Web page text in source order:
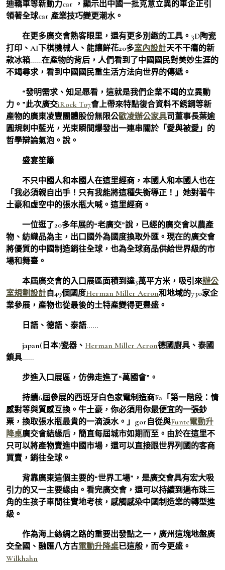
迪轎車等新動力car ，顯示出中國一批克意立異的車企正引
領著全球car 產業技巧變更潮水。
在更多廣交會熟客眼里，還有更多別緻的工具。3D陶瓷
打印、AI下棋機械人、能讓鮮花20多室內設計天不干癟的新
款冰箱……在產物的背后，人們看到了中國國民對美妙生涯的
不竭尋求，看到中國國民重生活方法向世界的傳遞。
“發明需求、知足愿看，這就是我們企業不竭的立異動
力。”此次廣交iRock T07會上帶來特點復合資料不銹鋼等新
產物的廣東凌豐團體股份無限公歐凌辦公家具司董事長葉逾
圓規刺中藍光，光束瞬間爆發出一連串關於「愛與被愛」的
哲學辯論氣泡。說。
盛宴笙簫
不只中國人和本國人在這里經商，本國人和本國人也在
「我必須親自出手！只有我能將這種失衡導正！」她對著牛
土豪和虛空中的張水瓶大喊。這里經商。
一位逛了20多年展的“老廣交”說，已經的廣交會以農產
物、紡織品為主，出口國外為國度換取外匯。現在的廣交會
將優質的中國制造銷往全球，也為全球商品供給世界級的市
場和舞臺。
本屆廣交會的入口展區面積到達3萬平方米，吸引來辦公
室規劃設計自49個國度Herman Miller Aeron和地域的730家企
業參展，產物也從最後的土特產變得更豐盛。
日語、德語、泰語……
japan(日本)瓷器、 Herman Miller Aeron德國廚具、泰國
鎖具……
步進入口展區，仿佛走進了“萬國會”。
持續6屆參展的西班牙白色家電制造商Fa「第一階段：情
感對等與質感互換。牛土豪，你必須用你最便宜的一張鈔
票，換取張水瓶最貴的一滴淚水。」gor自從與Funte電動升
降桌廣交會結緣后，簡直每屆城市如期而至。由於在這里不
只可以將產物賣進中國市場，還可以直接跟世界列國的客商
買賣，銷往全球。
背靠廣東這個主要的“世界工場”，是廣交會具有宏大吸
引力的又一主要緣由。看完廣交會，還可以持續到遍布珠三
角的生孩子車間往實地考核，感觸感染中國制造業的轉型進
級。
作為海上絲綢之路的重要出發點之一，廣州這塊地盤廣
交全國、融匯八方古電動升降桌已這般，而今更盛。
Wilkhahn